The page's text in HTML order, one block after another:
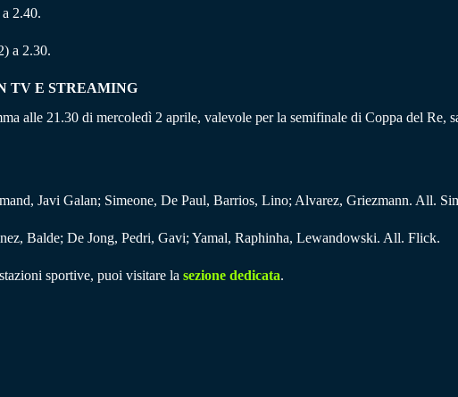
2.40.
a 2.30.
TV E STREAMING
alle 21.30 di mercoledì 2 aprile, valevole per la semifinale di Coppa del Re,
Javi Galan; Simeone, De Paul, Barrios, Lino; Alvarez, Griezmann. All.
Balde; De Jong, Pedri, Gavi; Yamal, Raphinha, Lewandowski. All. Flick.
sportive, puoi visitare la sezione dedicata.